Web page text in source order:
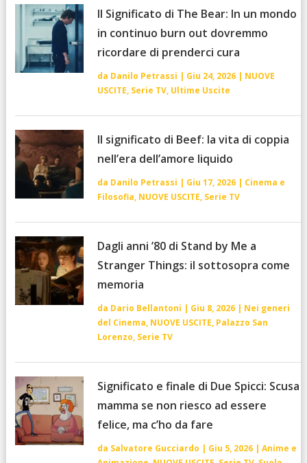
Il Significato di The Bear: In un mondo
in continuo burn out dovremmo
ricordare di prenderci cura
da Danilo Petrassi | Giu 24, 2026| NUOVE
USCITE, Serie TV, Ultime Uscite
Il significato di Beef: la vita di coppia
nell’era dell’amore liquido
da Danilo Petrassi | Giu 17, 2026| Cinema e
Filosofia, NUOVE USCITE, Serie TV
Dagli anni ’80 di Stand by Me a
Stranger Things: il sottosopra come
memoria
da Dario Bellantoni | Giu 8, 2026| Nei generi
del Cinema, NUOVE USCITE, Palazzo San
Lorenzo, Serie TV
Significato e finale di Due Spicci: Scusa
mamma se non riesco ad essere
felice, ma c’ho da fare
da Salvatore Gucciardo | Giu 5, 2026| Anime e